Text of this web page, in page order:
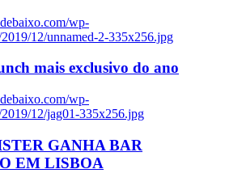
wp-
12/unnamed-2-335x256.jpg
mais exclusivo do ano
wp-
12/jag01-335x256.jpg
GANHA BAR
EM LISBOA